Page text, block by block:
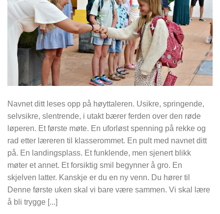
Navnet ditt leses opp på høyttaleren. Usikre, springende,
selvsikre, slentrende, i utakt bærer ferden over den røde
løperen. Et første møte. En uforløst spenning på rekke og
rad etter læreren til klasserommet. En pult med navnet ditt
på. En landingsplass. Et funklende, men sjenert blikk
møter et annet. Et forsiktig smil begynner å gro. En
skjelven latter. Kanskje er du en ny venn. Du hører til
Denne første uken skal vi bare være sammen. Vi skal lære
å bli trygge [...]